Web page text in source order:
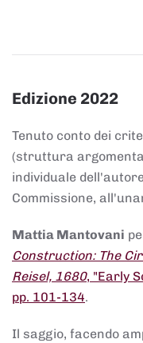
Edizione 2022
Tenuto conto dei
(struttura
individuale
Commissione,
Mattia Mantovani
Construction: The
Reisel, 1680, "Early
pp. 101-134.
Il saggio, facendo